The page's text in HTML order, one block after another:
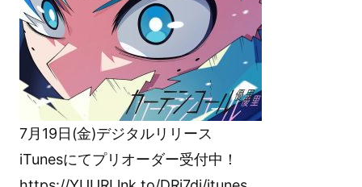
7月19日(金)デジタルリリース
iTunesにてプリオーダー受付中！